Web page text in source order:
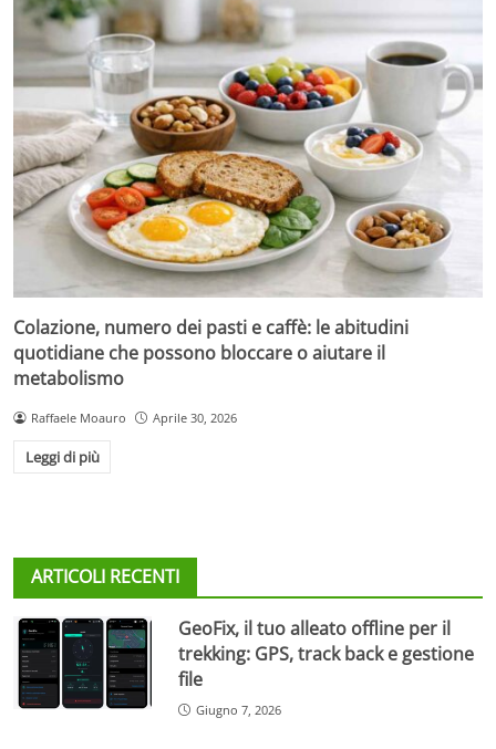
Colazione, numero dei pasti e caffè: le abitudini
quotidiane che possono bloccare o aiutare il
metabolismo
Raffaele Moauro Aprile 30, 2026
Leggi di più
ARTICOLI RECENTI
GeoFix, il tuo alleato offline per il
trekking: GPS, track back e gestione
file
Giugno 7, 2026